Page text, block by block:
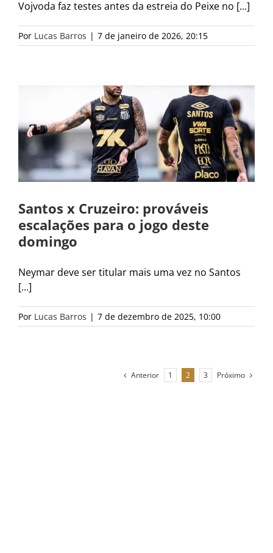
Vojvoda faz testes antes da estreia do Peixe no [...]
Por Lucas Barros | 7 de janeiro de 2026, 20:15
Santos x Cruzeiro: prováveis
escalações para o jogo deste
domingo
Neymar deve ser titular mais uma vez no Santos
[...]
Por Lucas Barros | 7 de dezembro de 2025, 10:00
Anterior 1 2 3 Próximo